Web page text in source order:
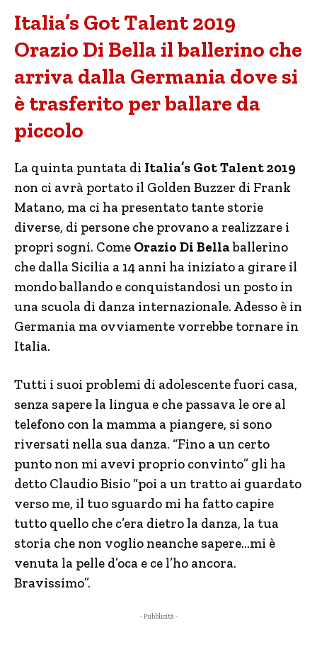
Italia’s Got Talent 2019
Orazio Di Bella il ballerino che
arriva dalla Germania dove si
è trasferito per ballare da
piccolo
La quinta puntata di Italia’s Got Talent 2019
non ci avrà portato il Golden Buzzer di Frank
Matano, ma ci ha presentato tante storie
diverse, di persone che provano a realizzare i
propri sogni. Come Orazio Di Bellaballerino
che dalla Sicilia a 14 anni ha iniziato a girare il
mondo ballando e conquistandosi un posto in
una scuola di danza internazionale. Adesso è in
Germania ma ovviamente vorrebbe tornare in
Italia.
Tutti i suoi problemi di adolescente fuori casa,
senza sapere la lingua e che passava le ore al
telefono con la mamma a piangere, si sono
riversati nella sua danza. “Fino a un certo
punto non mi avevi proprio convinto” gli ha
detto Claudio Bisio “poi a un tratto ai guardato
verso me, il tuo sguardo mi ha fatto capire
tutto quello che c’era dietro la danza, la tua
storia che non voglio neanche sapere…mi è
venuta la pelle d’oca e ce l’ho ancora.
Bravissimo”.
- Pubblicità -